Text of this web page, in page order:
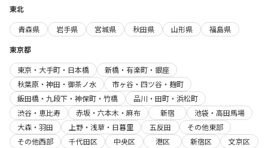
東北
青森県
岩手県 宮城県 秋田県 山形県
福島県
東京都
東京・大手町・日本橋
新橋・有楽町・銀座
秋葉原・神田・御茶ノ水
市ヶ谷・四ツ谷・麹町
飯田橋・九段下・神保町・竹橋
品川・田町・浜松町
渋谷・恵比寿
赤坂・六本木・麻布 新宿
池袋・高田馬場
大森・羽田
上野・浅草・日暮里 五反田
その他東部
その他西部
千代田区 中央区 港区 新宿区
文京区